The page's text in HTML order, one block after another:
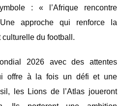
: « l’Afrique rencontre
approche qui renforce la
du football.
2026 avec des attentes
offre à la fois un défi et une
les Lions de l’Atlas joueront